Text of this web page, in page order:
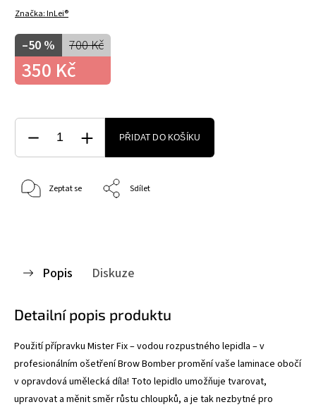
Značka:InLei®
700 Kč
–50 %
350 Kč
PŘIDAT DO KOŠÍKU
Zeptat se Sdílet
Popis Diskuze
Detailní popis produktu
Použití přípravku Mister Fix – vodou rozpustného lepidla – v
profesionálním ošetření Brow Bomber promění vaše laminace obočí
v opravdová umělecká díla! Toto lepidlo umožňuje tvarovat,
upravovat a měnit směr růstu chloupků, a je tak nezbytné pro